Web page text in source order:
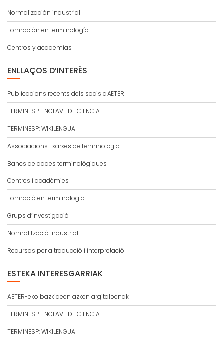
Normalización industrial
Formación en terminología
Centros y academias
ENLLAÇOS D’INTERÈS
Publicacions recents dels socis d'AETER
TERMINESP: ENCLAVE DE CIENCIA
TERMINESP: WIKILENGUA
Associacions i xarxes de terminologia
Bancs de dades terminològiques
Centres i acadèmies
Formació en terminologia
Grups d’investigació
Normalització industrial
Recursos per a traducció i interpretació
ESTEKA INTERESGARRIAK
AETER-eko bazkideen azken argitalpenak
TERMINESP: ENCLAVE DE CIENCIA
TERMINESP: WIKILENGUA